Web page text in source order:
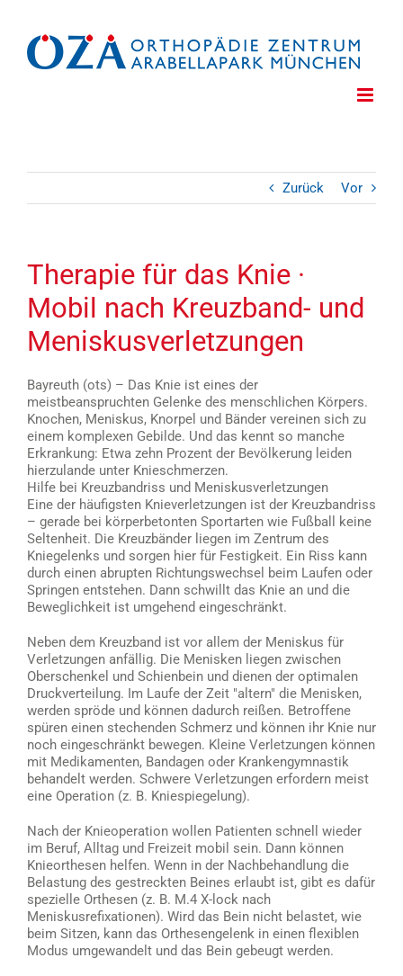
springen
Zurück Vor
Therapie für das Knie ·
Mobil nach Kreuzband- und
Meniskusverletzungen
Bayreuth (ots) – Das Knie ist eines der
meistbeanspruchten Gelenke des menschlichen Körpers.
Knochen, Meniskus, Knorpel und Bänder vereinen sich zu
einem komplexen Gebilde. Und das kennt so manche
Erkrankung: Etwa zehn Prozent der Bevölkerung leiden
hierzulande unter Knieschmerzen.
Hilfe bei Kreuzbandriss und Meniskusverletzungen
Eine der häufigsten Knieverletzungen ist der Kreuzbandriss
– gerade bei körperbetonten Sportarten wie Fußball keine
Seltenheit. Die Kreuzbänder liegen im Zentrum des
Kniegelenks und sorgen hier für Festigkeit. Ein Riss kann
durch einen abrupten Richtungswechsel beim Laufen oder
Springen entstehen. Dann schwillt das Knie an und die
Beweglichkeit ist umgehend eingeschränkt.
Neben dem Kreuzband ist vor allem der Meniskus für
Verletzungen anfällig. Die Menisken liegen zwischen
Oberschenkel und Schienbein und dienen der optimalen
Druckverteilung. Im Laufe der Zeit "altern" die Menisken,
werden spröde und können dadurch reißen. Betroffene
spüren einen stechenden Schmerz und können ihr Knie nur
noch eingeschränkt bewegen. Kleine Verletzungen können
mit Medikamenten, Bandagen oder Krankengymnastik
behandelt werden. Schwere Verletzungen erfordern meist
eine Operation (z. B. Kniespiegelung).
Nach der Knieoperation wollen Patienten schnell wieder
im Beruf, Alltag und Freizeit mobil sein. Dann können
Knieorthesen helfen. Wenn in der Nachbehandlung die
Belastung des gestreckten Beines erlaubt ist, gibt es dafür
spezielle Orthesen (z. B. M.4 X-lock nach
Meniskusrefixationen). Wird das Bein nicht belastet, wie
beim Sitzen, kann das Orthesengelenk in einen flexiblen
Modus umgewandelt und das Bein gebeugt werden.